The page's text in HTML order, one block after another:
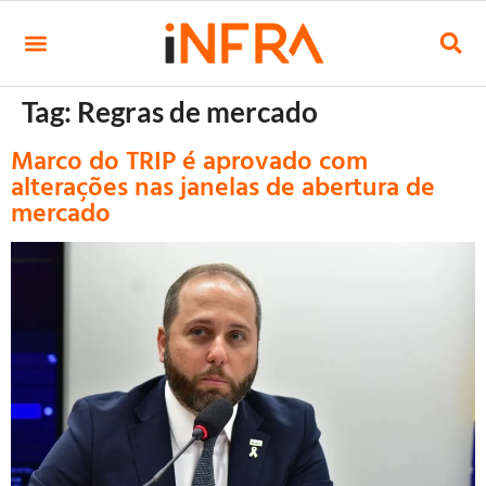
Tag: Regras de mercado
Marco do TRIP é aprovado com
alterações nas janelas de abertura de
mercado